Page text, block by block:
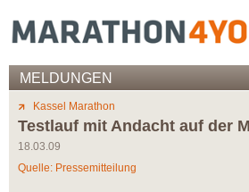
MELDUNGEN
Kassel Marathon
Testlauf mit Andacht auf der
18.03.09
Quelle: Pressemitteilung